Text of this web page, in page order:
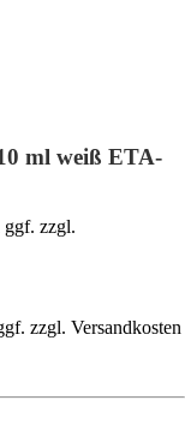
ml weiß ETA-
zzgl.
zzgl. Versandkosten